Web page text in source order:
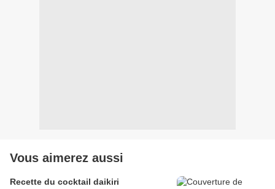
Vous aimerez aussi
Recette du cocktail daikiri